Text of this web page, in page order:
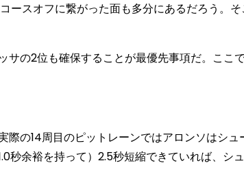
ースオフに繋がった面も多分にあるだろう。
の2位も確保することが最優先事項だ。ここ
の14周目のピットレーンではアロンソはシュ
秒余裕を持って）2.5秒短縮できていれば、シ